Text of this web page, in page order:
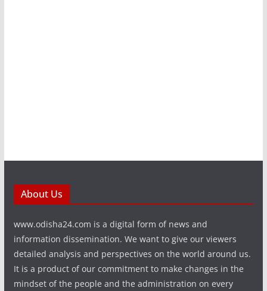
About Us
www.odisha24.com is a digital form of news and
information dissemination. We want to give our viewers
detailed analysis and perspectives on the world around us.
It is a product of our commitment to make changes in the
mindset of the people and the administration on every